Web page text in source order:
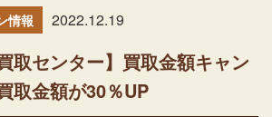
情報 2022.12.19
取センター】買取金額キャン
金額が30％UP